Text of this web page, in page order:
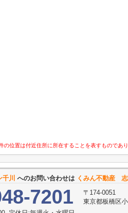
位置は付近住所に所在することを表すものであ
川 へのお問い合わせは くみん不動産
7201
〒174-0051
東京都板橋区